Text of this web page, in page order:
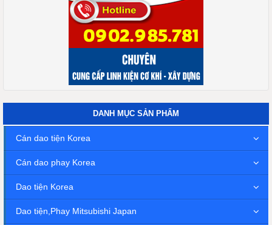
DANH MỤC SẢN PHẨM
Cán dao tiện Korea
Cán dao phay Korea
Dao tiện Korea
Dao tiện,Phay Mitsubishi Japan